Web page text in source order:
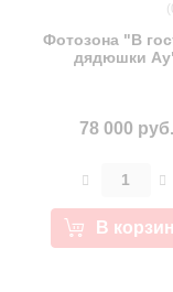
Фотозона "В
дядюшки
78 000 руб.
В